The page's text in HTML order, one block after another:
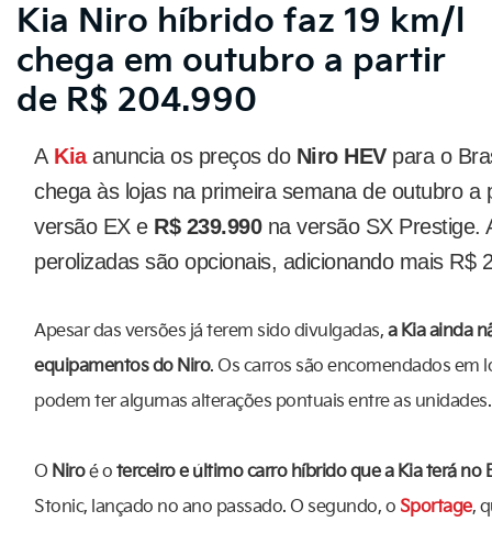
Kia Niro híbrido faz 19 km/l
chega em outubro a partir
de R$ 204.990
A Kiaanuncia os preços do Niro HEVpara o
chega às lojas na primeira semana de outubro a
versão EX eR$ 239.990na versão SX Prestige.
perolizadas são opcionais, adicionando mais R$
Apesar das versões já terem sido divulgadas, a Kia ainda
equipamentos do Niro. Os carros são encomendados em
podem ter algumas alterações pontuais entre as unidades.
O Niroé o terceiro e último carro híbrido que a Kia terá no
Stonic, lançado no ano passado. O segundo, o Sportage,